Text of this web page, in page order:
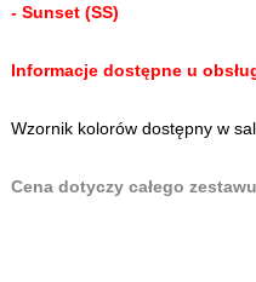
- Sunset (SS)
Informacje dostępne u
Wzornik kolorów dostępny w
Cena dotyczy całego zestawu